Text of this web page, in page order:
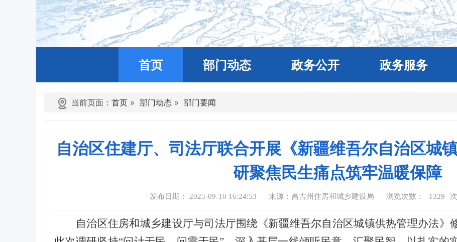
首页 部门动态 政务公开 政务服务
当前页面： 首页 » 部门动态 » 部门要闻
自治区住建厅、司法厅联合开展《新疆维吾尔自治区城
研聚焦民生痛点筑牢温暖保障
发布日期： 2025-09-10 16:24:53 来源：昌吉州住房和城乡建设局 浏览次数： 1329 次
自治区住房和城乡建设厅与司法厅围绕《新疆维吾尔自治区城镇供热管理办法》